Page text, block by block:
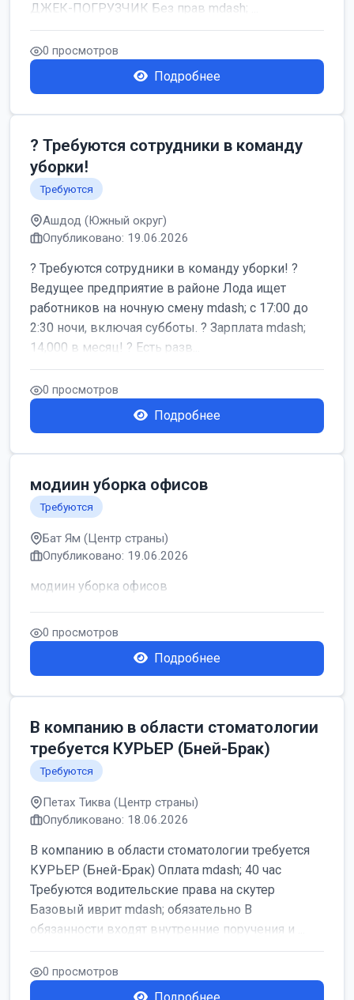
ДЖЕК-ПОГРУЗЧИК Без прав mdash; ...
0 просмотров
Подробнее
? Требуются сотрудники в команду
уборки!
Требуются
Ашдод (Южный округ)
Опубликовано: 19.06.2026
? Требуются сотрудники в команду уборки! ?
Ведущее предприятие в районе Лода ищет
работников на ночную смену mdash; с 17:00 до
2:30 ночи, включая субботы. ? Зарплата mdash;
14,000 в месяц! ? Есть разв...
0 просмотров
Подробнее
модиин уборка офисов
Требуются
Бат Ям (Центр страны)
Опубликовано: 19.06.2026
модиин уборка офисов
0 просмотров
Подробнее
В компанию в области стоматологии
требуется КУРЬЕР (Бней-Брак)
Требуются
Петах Тиква (Центр страны)
Опубликовано: 18.06.2026
В компанию в области стоматологии требуется
КУРЬЕР (Бней-Брак) Оплата mdash; 40 час
Требуются водительские права на скутер
Базовый иврит mdash; обязательно В
обязанности входят внутренние поручения и ...
0 просмотров